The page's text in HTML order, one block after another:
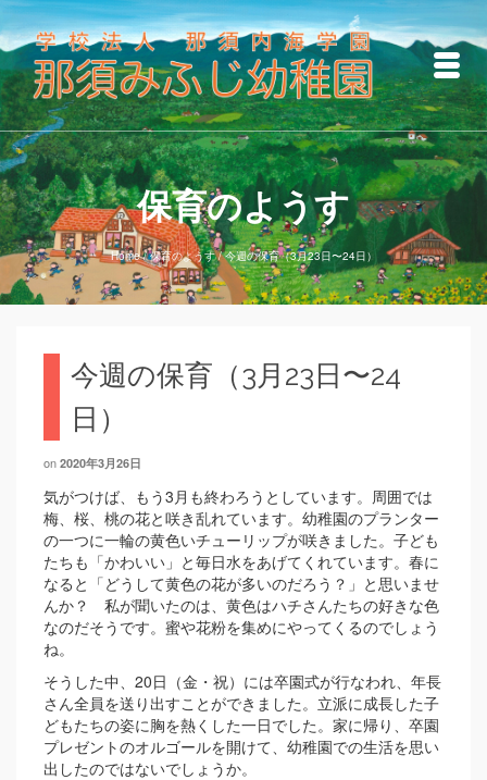
保育のようす
Home / 保育のようす / 今週の保育（3月23日〜24日）
今週の保育（3月23日〜24
日）
on 2020年3月26日
気がつけば、もう3月も終わろうとしています。周囲では
梅、桜、桃の花と咲き乱れています。幼稚園のプランター
の一つに一輪の黄色いチューリップが咲きました。子ども
たちも「かわいい」と毎日水をあげてくれています。春に
なると「どうして黄色の花が多いのだろう？」と思いませ
んか？ 私が聞いたのは、黄色はハチさんたちの好きな色
なのだそうです。蜜や花粉を集めにやってくるのでしょう
ね。
そうした中、20日（金・祝）には卒園式が行なわれ、年長
さん全員を送り出すことができました。立派に成長した子
どもたちの姿に胸を熱くした一日でした。家に帰り、卒園
プレゼントのオルゴールを開けて、幼稚園での生活を思い
出したのではないでしょうか。